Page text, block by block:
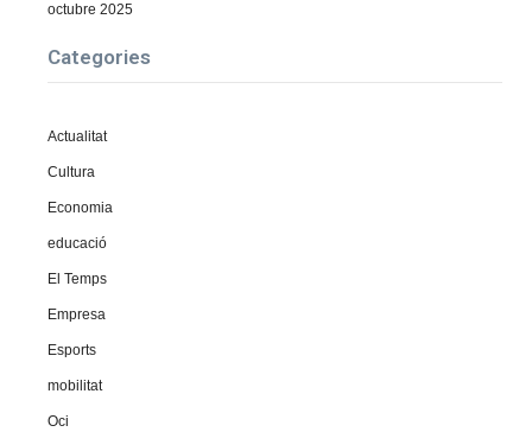
octubre 2025
Categories
Actualitat
Cultura
Economia
educació
El Temps
Empresa
Esports
mobilitat
Oci